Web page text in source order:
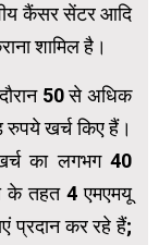
कैंसर सेंटर आदि
शामिल है।
50 से अधिक
खर्च किए हैं।
का लगभग 40
के तहत 4 एमएमयू
प्रदान कर रहे हैं;